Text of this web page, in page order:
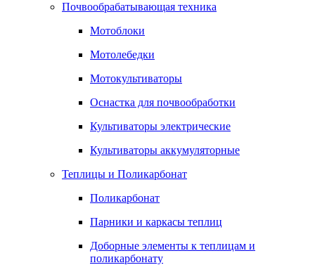
Почвообрабатывающая техника
Мотоблоки
Мотолебедки
Мотокультиваторы
Оснастка для почвообработки
Культиваторы электрические
Культиваторы аккумуляторные
Теплицы и Поликарбонат
Поликарбонат
Парники и каркасы теплиц
Доборные элементы к теплицам и
поликарбонату